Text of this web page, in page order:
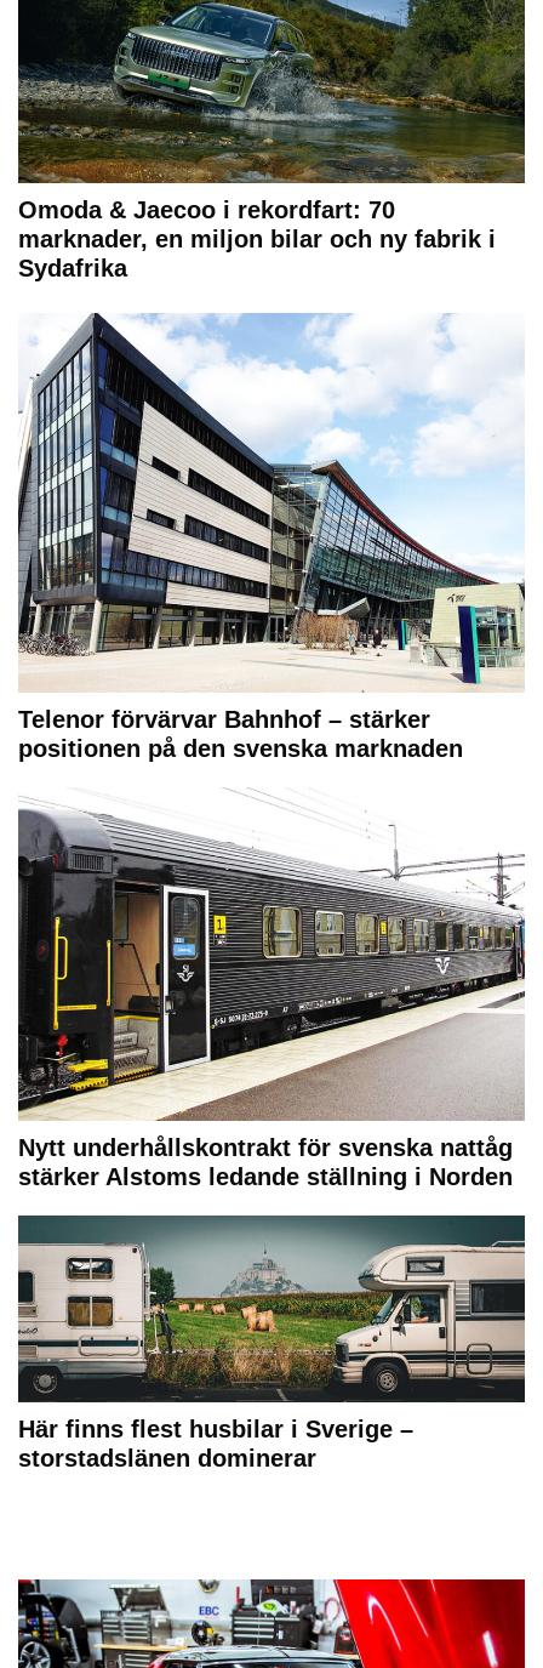
Omoda & Jaecoo i rekordfart: 70
marknader, en miljon bilar och ny fabrik i
Sydafrika
Telenor förvärvar Bahnhof – stärker
positionen på den svenska marknaden
Nytt underhållskontrakt för svenska nattåg
stärker Alstoms ledande ställning i Norden
Här finns flest husbilar i Sverige –
storstadslänen dominerar